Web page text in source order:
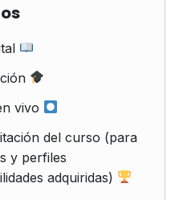
vivo
del curso (para
y perfiles
adquiridas)